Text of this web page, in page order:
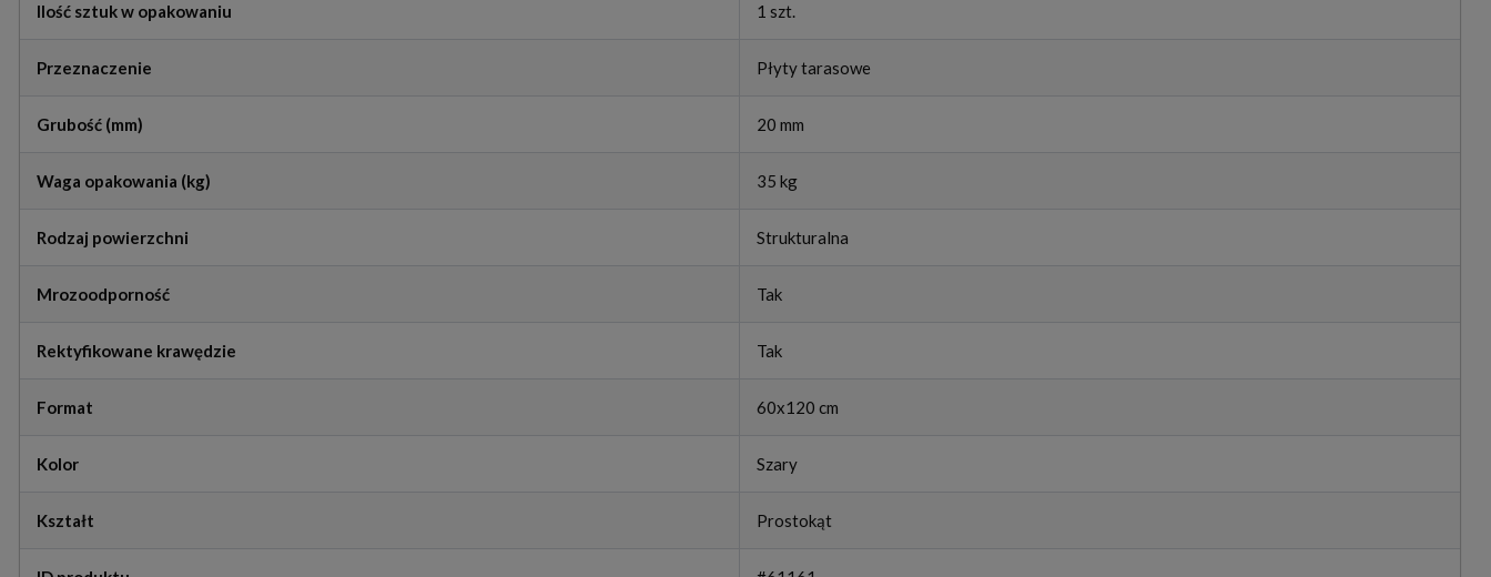
Ilość sztuk w opakowaniu 1 szt.
Przeznaczenie Płyty tarasowe
Grubość (mm) 20 mm
Waga opakowania (kg) 35 kg
Rodzaj powierzchni Strukturalna
Mrozoodporność Tak
Rektyfikowane krawędzie Tak
Format 60x120 cm
Kolor Szary
Kształt Prostokąt